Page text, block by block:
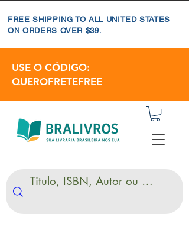
FREE SHIPPING TO ALL UNITED STATES
ON ORDERS OVER $39.
USE O CÓDIGO:
QUEROFRETEFREE